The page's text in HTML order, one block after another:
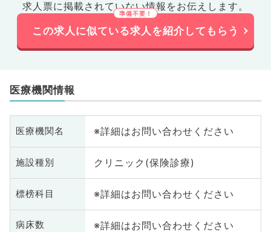
求人票に掲載されていない情報をお伝えします。
この求人に似ている求人を紹介してもらう
医療機関情報
医療機関名 ※詳細はお問い合わせください
施設種別 クリニック(保険診療)
標榜科目 ※詳細はお問い合わせください
病床数 ※詳細はお問い合わせください